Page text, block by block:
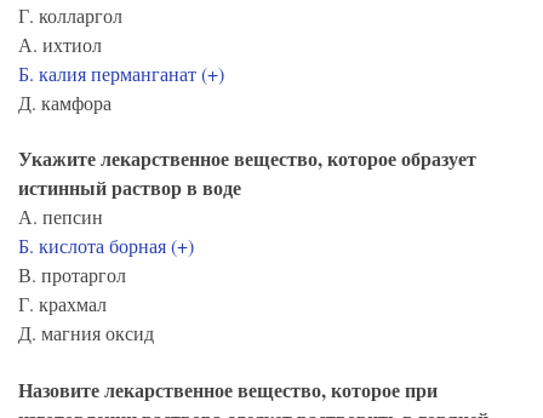
Г. колларгол
А. ихтиол
Б. калия перманганат (+)
Д. камфора
Укажите лекарственное вещество, которое образует
истинный раствор в воде
А. пепсин
Б. кислота борная (+)
В. протаргол
Г. крахмал
Д. магния оксид
Назовите лекарственное вещество, которое при